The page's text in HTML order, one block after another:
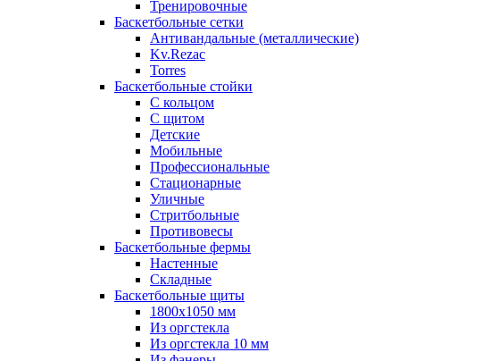
Тренировочные
Баскетбольные сетки
Антивандальные (металлические)
Kv.Rezac
Torres
Баскетбольные стойки
С кольцом
С щитом
Детские
Мобильные
Профессиональные
Стационарные
Уличные
Стритбольные
Противовесы
Баскетбольные фермы
Настенные
Складные
Баскетбольные щиты
1800х1050 мм
Из оргстекла
Из оргстекла 10 мм